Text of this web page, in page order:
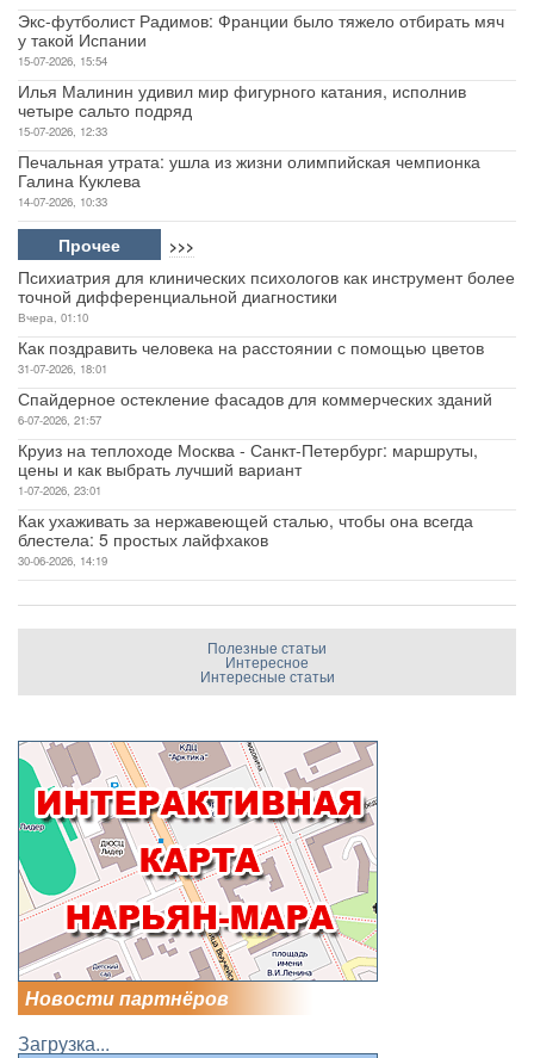
Экс-футболист Радимов: Франции было тяжело отбирать мяч
у такой Испании
15-07-2026, 15:54
Илья Малинин удивил мир фигурного катания, исполнив
четыре сальто подряд
15-07-2026, 12:33
Печальная утрата: ушла из жизни олимпийская чемпионка
Галина Куклева
14-07-2026, 10:33
Прочее >>>
Психиатрия для клинических психологов как инструмент более
точной дифференциальной диагностики
Вчера, 01:10
Как поздравить человека на расстоянии с помощью цветов
31-07-2026, 18:01
Спайдерное остекление фасадов для коммерческих зданий
6-07-2026, 21:57
Круиз на теплоходе Москва - Санкт-Петербург: маршруты,
цены и как выбрать лучший вариант
1-07-2026, 23:01
Как ухаживать за нержавеющей сталью, чтобы она всегда
блестела: 5 простых лайфхаков
30-06-2026, 14:19
Полезные статьи
Интересное
Интересные статьи
Новости партнёров
Загрузка...